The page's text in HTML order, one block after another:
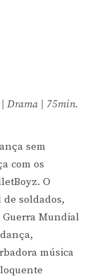
Drama | 75min.
sem
com os
O
soldados,
Mundial
música